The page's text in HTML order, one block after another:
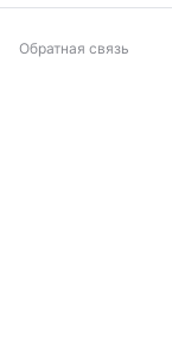
Обратная связь